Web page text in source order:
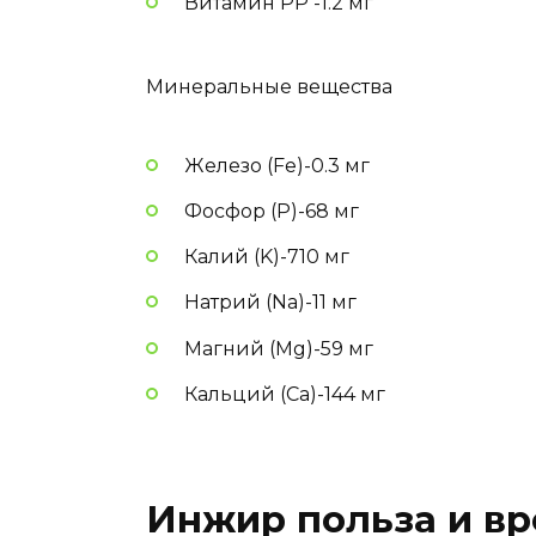
Минеральные вещества
Железо (Fe)-0.3 мг
Фосфор (P)-68 мг
Калий (K)-710 мг
Натрий (Na)-11 мг
Магний (Mg)-59 мг
Кальций (Ca)-144 мг
Инжир польза и